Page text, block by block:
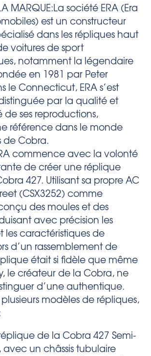
MARQUE:La société ERA (Era
est un constructeur
dans les répliques haut
voitures de sport
notamment la légendaire
en 1981 par Peter
le Connecticut, ERA s’est
par la qualité et
de ses reproductions,
référence dans le monde
de Cobra.
commence avec la volonté
de créer une réplique
427. Utilisant sa propre AC
(CSX3252) comme
des moules et des
avec précision les
les caractéristiques de
d’un rassemblement de
était si fidèle que même
le créateur de la Cobra, ne
d’une authentique.
modèles de répliques,
de la Cobra 427 Semi-
un châssis tubulaire